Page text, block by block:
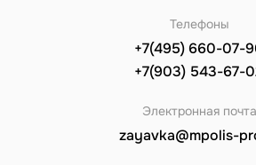
Телефоны
+7(495) 660-07-
+7(903) 543-67-
Электронная почта
zayavka@mpolis-